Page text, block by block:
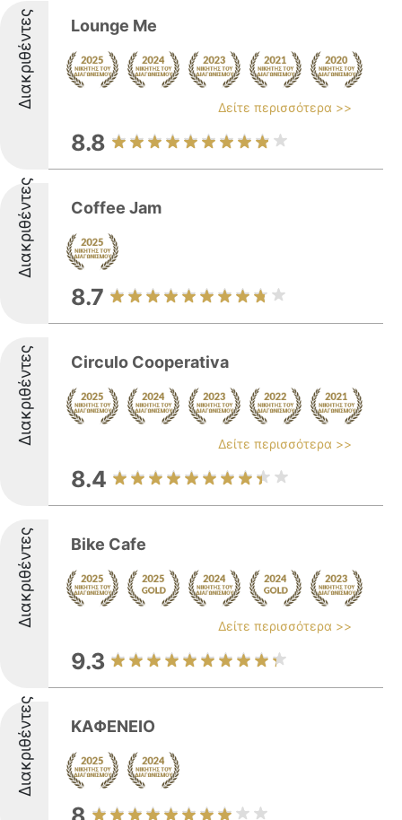
Διακριθέντες Lounge Me
Δείτε περισσότερα >>
8.8
Διακριθέντες Coffee Jam
8.7
Διακριθέντες Circulo Cooperativa
Δείτε περισσότερα >>
8.4
Διακριθέντες Bike Cafe
Δείτε περισσότερα >>
9.3
Διακριθέντες ΚΑΦΕΝΕΙΟ